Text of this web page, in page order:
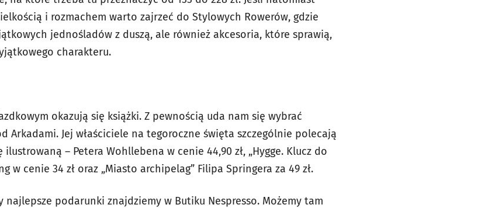
i rozmachem warto zajrzeć do Stylowych Rowerów, gdzie
jednośladów z duszą, ale również akcesoria, które sprawią,
charakteru.
okazują się książki. Z pewnością uda nam się wybrać
Arkadami. Jej właściciele na tegoroczne święta szczególnie polecają
ilustrowaną – Petera Wohllebena w cenie 44,90 zł, „Hygge. Klucz do
w cenie 34 zł oraz „Miasto archipelag” Filipa Springera za 49 zł.
najlepsze podarunki znajdziemy w Butiku Nespresso. Możemy tam